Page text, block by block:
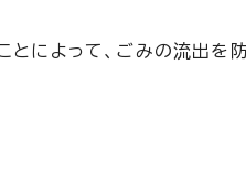
によって、ごみの流出を防